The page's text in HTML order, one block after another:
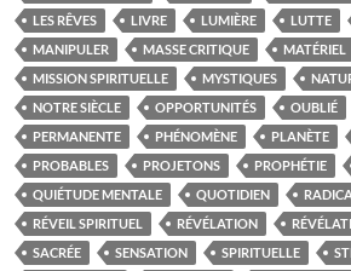
LES RÊVES
LIVRE LUMIÈRE LUTTE
MANIPULER
MASSE CRITIQUE MATÉRIEL
MISSION SPIRITUELLE
MYSTIQUES
NOTRE SIÈCLE
OPPORTUNITÉS OUBLIÉ
PERMANENTE
PHÉNOMÈNE PLANÈTE
PROBABLES
PROJETONS PROPHÉTIE
QUIÉTUDE MENTALE
QUOTIDIEN
RÉVEIL SPIRITUEL
RÉVÉLATION
SACRÉE
SENSATION SPIRITUELLE